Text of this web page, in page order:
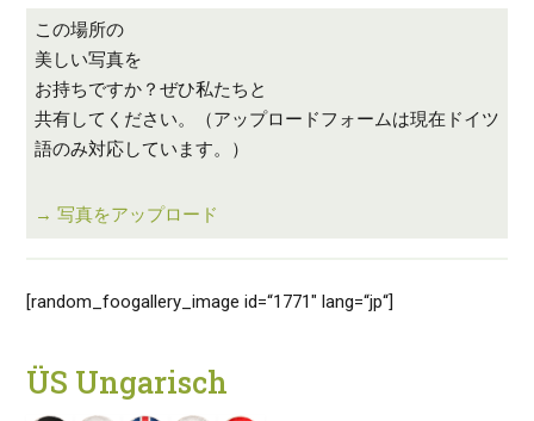
この場所の
美しい写真を
お持ちですか？ぜひ私たちと
共有してください。（アップロードフォームは現在ドイツ
語のみ対応しています。）
→ 写真をアップロード
[random_foogallery_image id=“1771″ lang=“jp“]
ÜS Ungarisch